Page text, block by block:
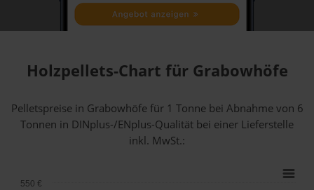
Holzpellets-Chart für Grabowhöfe
Pelletspreise in Grabowhöfe für 1 Tonne bei Abnahmevon 6
Tonnen in DINplus-/ENplus-Qualität bei einer Lieferstelle
inkl. MwSt.:
550 €